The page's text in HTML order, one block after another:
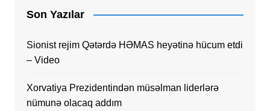
Son Yazılar
Sionist rejim Qətərdə HƏMAS heyətinə hücum etdi
– Video
Xorvatiya Prezidentindən müsəlman liderlərə
nümunə olacaq addım